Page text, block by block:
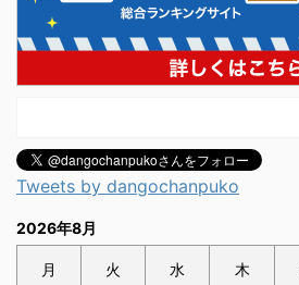
Tweets by dangochanpuko
2026年8月
月 火 水 木